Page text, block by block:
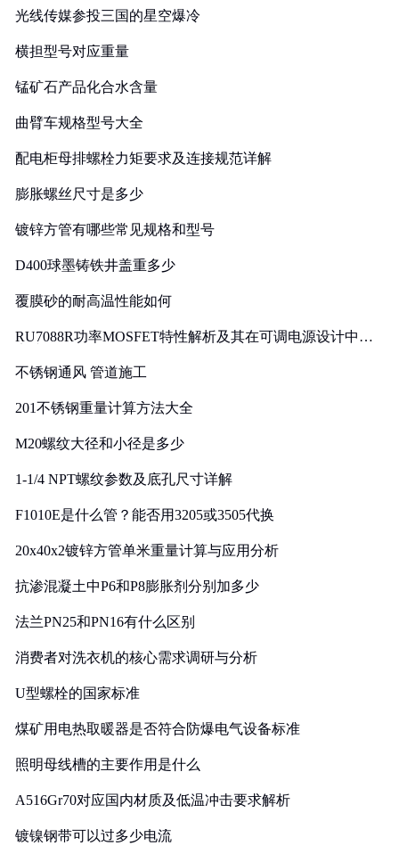
光线传媒参投三国的星空爆冷
横担型号对应重量
锰矿石产品化合水含量
曲臂车规格型号大全
配电柜母排螺栓力矩要求及连接规范详解
膨胀螺丝尺寸是多少
镀锌方管有哪些常见规格和型号
D400球墨铸铁井盖重多少
覆膜砂的耐高温性能如何
RU7088R功率MOSFET特性解析及其在可调电源设计中的
不锈钢通风 管道施工
201不锈钢重量计算方法大全
M20螺纹大径和小径是多少
1-1/4 NPT螺纹参数及底孔尺寸详解
F1010E是什么管？能否用3205或3505代换
20x40x2镀锌方管单米重量计算与应用分析
抗渗混凝土中P6和P8膨胀剂分别加多少
法兰PN25和PN16有什么区别
消费者对洗衣机的核心需求调研与分析
U型螺栓的国家标准
煤矿用电热取暖器是否符合防爆电气设备标准
照明母线槽的主要作用是什么
A516Gr70对应国内材质及低温冲击要求解析
镀镍钢带可以过多少电流